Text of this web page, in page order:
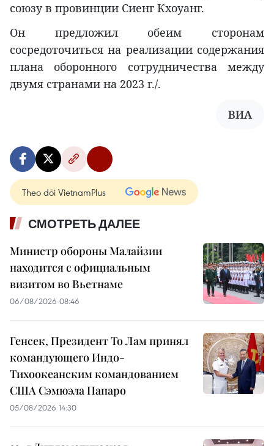
союзу в провинции Сиенг Кхоуанг.
Он предложил обеим сторонам
сосредоточиться на реализации содержания
плана оборонного сотрудничества между
двумя странами на 2023 г./.
ВИА
Theo dõi VietnamPlus
СМОТРЕТЬ ДАЛЕЕ
Министр обороны Малайзии
находится с официальным
визитом во Вьетнаме
06/08/2026 08:46
Генсек, Президент То Лам принял
командующего Индо-
Тихоокеанским командованием
США Сэмюэла Папаро
05/08/2026 14:30